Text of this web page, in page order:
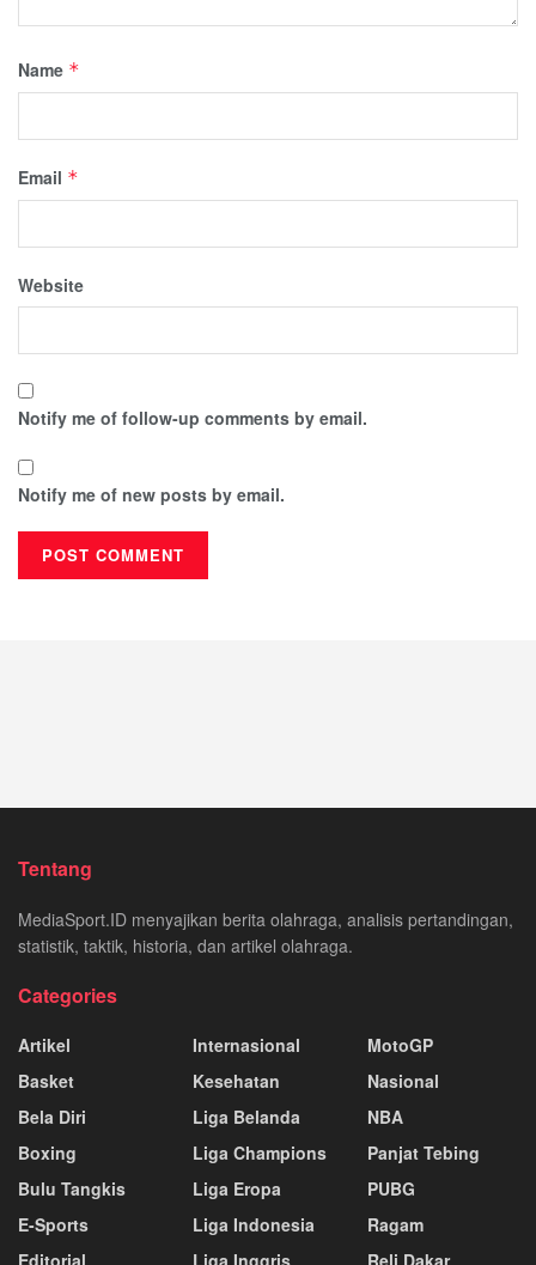
Name *
Email *
Website
Notify me of follow-up comments by email.
Notify me of new posts by email.
Tentang
MediaSport.ID menyajikan berita olahraga, analisis pertandingan,
statistik, taktik, historia, dan artikel olahraga.
Categories
Artikel
Basket
Bela Diri
Boxing
Bulu Tangkis
E-Sports
Internasional
Kesehatan
Liga Belanda
Liga Champions
Liga Eropa
Liga Indonesia
MotoGP
Nasional
NBA
Panjat Tebing
PUBG
Ragam